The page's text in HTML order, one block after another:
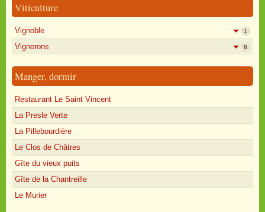
Viticulture
Vignoble 1
Vignerons 8
Manger, dormir
Restaurant Le Saint Vincent
La Presle Verte
La Pillebourdière
Le Clos de Châtres
Gîte du vieux puits
Gîte de la Chantreille
Le Murier